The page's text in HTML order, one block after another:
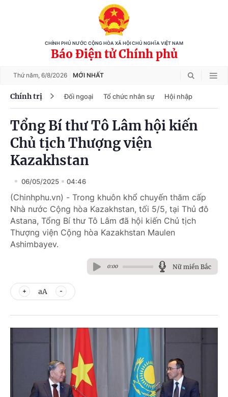
CHÍNH PHỦ NƯỚC CỘNG HÒA XÃ HỘI CHỦ NGHĨA VIỆT NAM
Báo Điện tử Chính phủ
Thứ năm, 6/8/2026 MỚI NHẤT
Chính trị Đối ngoại Tổ chức nhân sự Hội nhập
Tổng Bí thư Tô Lâm hội kiến
Chủ tịch Thượng viện
Kazakhstan
06/05/2025 04:46
(Chinhphu.vn) - Trong khuôn khổ chuyến thăm cấp
Nhà nước Cộng hòa Kazakhstan, tối 5/5, tại Thủ đô
Astana, Tổng Bí thư Tô Lâm đã hội kiến Chủ tịch
Thượng viện Cộng hòa Kazakhstan Maulen
Ashimbayev.
0:00 Nữ miền Bắc
aA